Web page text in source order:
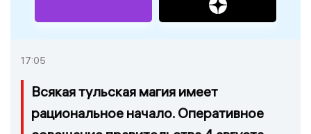
17:05
Всякая тульская магия имеет
рациональное начало. Оперативное